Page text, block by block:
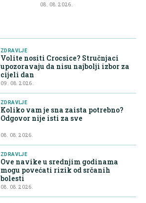
08. 08. 2026.
ZDRAVLJE
Volite nositi Crocsice? Stručnjaci
upozoravaju da nisu najbolji izbor za
cijeli dan
09. 08. 2026.
ZDRAVLJE
Koliko vam je sna zaista potrebno?
Odgovor nije isti za sve
08. 08. 2026.
ZDRAVLJE
Ove navike u srednjim godinama
mogu povećati rizik od srčanih
bolesti
08. 08. 2026.